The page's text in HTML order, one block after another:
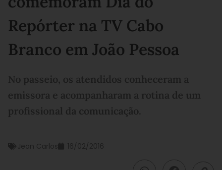
Repórter na TV Cabo
Branco em João Pessoa
No passeio, os atendidos conheceram a
emissora e acompanharam a rotina de um
profissional da comunicação.
Jean Carlos 16/02/2016